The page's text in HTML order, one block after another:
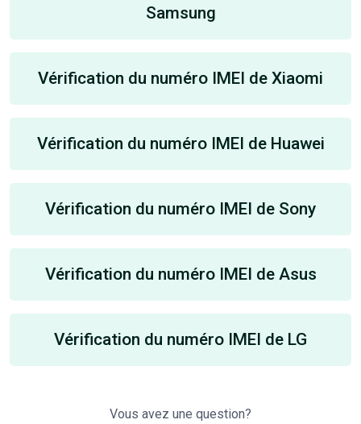
Samsung
Vérification du numéro IMEI de Xiaomi
Vérification du numéro IMEI de Huawei
Vérification du numéro IMEI de Sony
Vérification du numéro IMEI de Asus
Vérification du numéro IMEI de LG
Vous avez une question?